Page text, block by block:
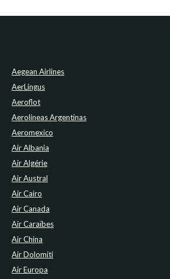
Aegean Airlines
AerLingus
Aeroflot
Aerolíneas Argentinas
Aeromexico
Air Albania
Air Algérie
Air Austral
Air Cairo
Air Canada
Air Caraïbes
Air China
Air Dolomiti
Air Europa